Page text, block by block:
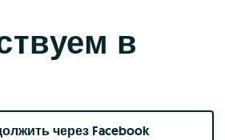
в
через Facebook